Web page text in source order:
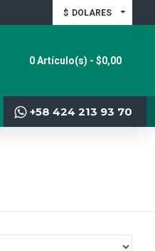
$ DOLARES
0 Artículo(s) - $0,00
+58 424 213 93 70